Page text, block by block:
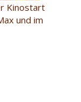
Kinostart
und im